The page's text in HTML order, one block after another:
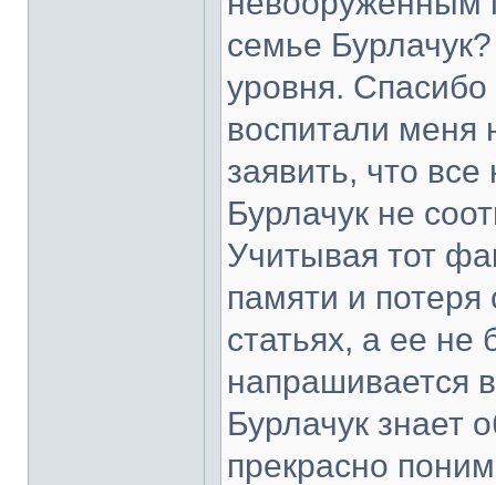
семье
уровня.
воспитали
заявить, что
Бурлачук не
Учитывая тот
памяти и потеря
статьях, а ее
напрашивается
Бурлачук знает
прекрасно